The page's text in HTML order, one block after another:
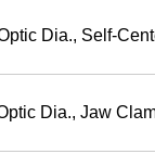
Dia., Self-
Dia., Jaw